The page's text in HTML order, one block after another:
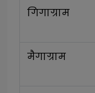
गिगाग्राम
मैगाग्राम